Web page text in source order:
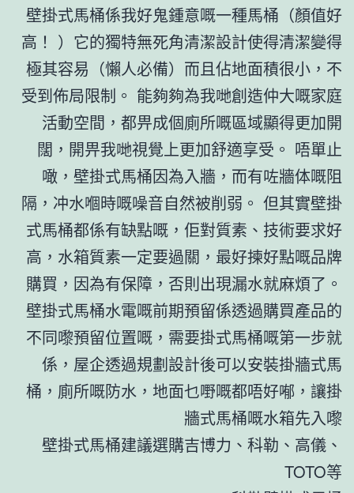
壁掛式馬桶係我好鬼鍾意嘅一種馬桶（顏值好
高！ ）它的獨特無死角清潔設計使得清潔變得
極其容易（懶人必備）而且佔地面積很小，不
受到佈局限制。 能夠夠為我哋創造仲大嘅家庭
活動空間，都畀成個廁所嘅區域顯得更加開
闊，開畀我哋視覺上更加舒適享受。 唔單止
噉，壁掛式馬桶因為入牆，而有咗牆体嘅阻
隔，冲水嗰時嘅噪音自然被削弱。 但其實壁掛
式馬桶都係有缺點嘅，佢對質素、技術要求好
高，水箱質素一定要過關，最好揀好點嘅品牌
購買，因為有保障，否則出現漏水就麻煩了。
壁掛式馬桶水電嘅前期預留係透過購買產品的
不同嚟預留位置嘅，需要掛式馬桶嘅第一步就
係，屋企透過規劃設計後可以安裝掛牆式馬
桶，廁所嘅防水，地面乜嘢嘅都唔好喐，讓掛
牆式馬桶嘅水箱先入嚟
壁掛式馬桶建議選購吉博力、科勒、高儀、
TOTO等